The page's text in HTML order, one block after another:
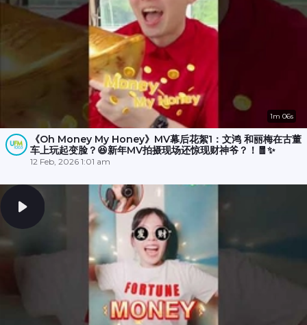
1m 06s
《Oh Money My Honey》MV幕后花絮1：文鸿 和丽梅在古董
车上玩起变脸？😆新年MV拍摄现场还惊现财神爷？！🧧✨
12 Feb, 2026 1:01 am